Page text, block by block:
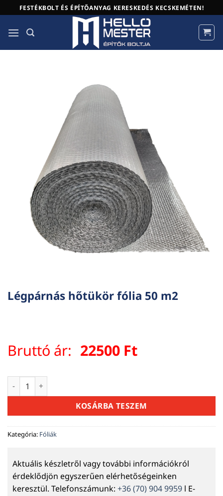
to
content
FESTÉKBOLT ÉS ÉPÍTŐANYAG KERESKEDÉS KECSKEMÉTEN!
Légpárnás hőtükör fólia 50 m2
Bruttó ár: 22500 Ft
Légpárnás hőtükör fólia 50 m2 mennyiség
KOSÁRBA TESZEM
Kategória: Fóliák
Aktuális készletről vagy további információkról
érdeklődjön egyszerűen elérhetőségeinken
keresztül. Telefonszámunk: +36 (70) 904 9959 l E-